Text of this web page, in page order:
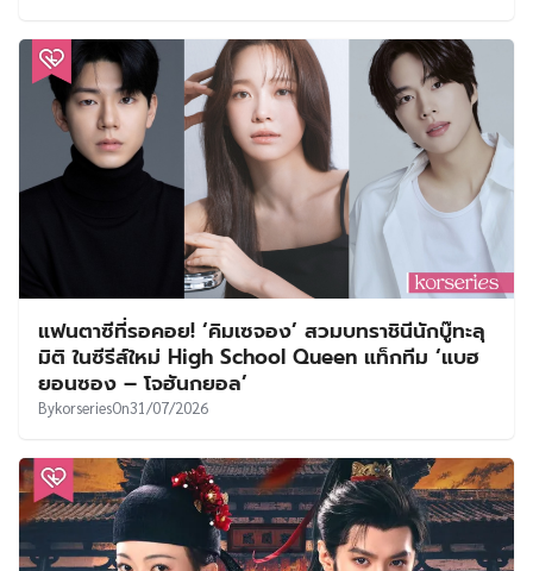
แฟนตาซีที่รอคอย! ‘คิมเซจอง’ สวมบทราชินีนักบู๊ทะลุ
มิติ ในซีรีส์ใหม่ High School Queen แท็กทีม ‘แบฮ
ยอนซอง – โจฮันกยอล’
BykorseriesOn31/07/2026